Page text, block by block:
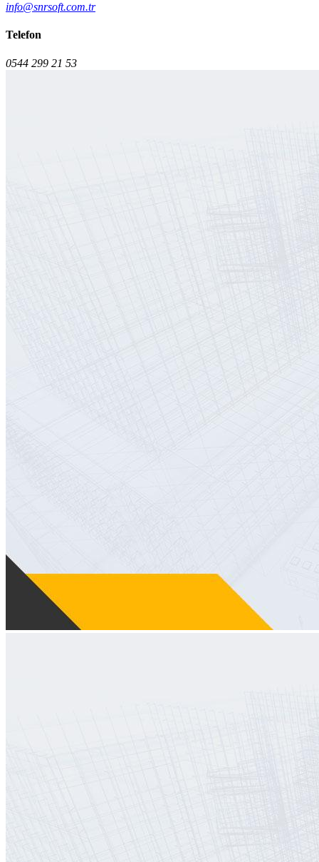
info@snrsoft.com.tr
Telefon
0544 299 21 53